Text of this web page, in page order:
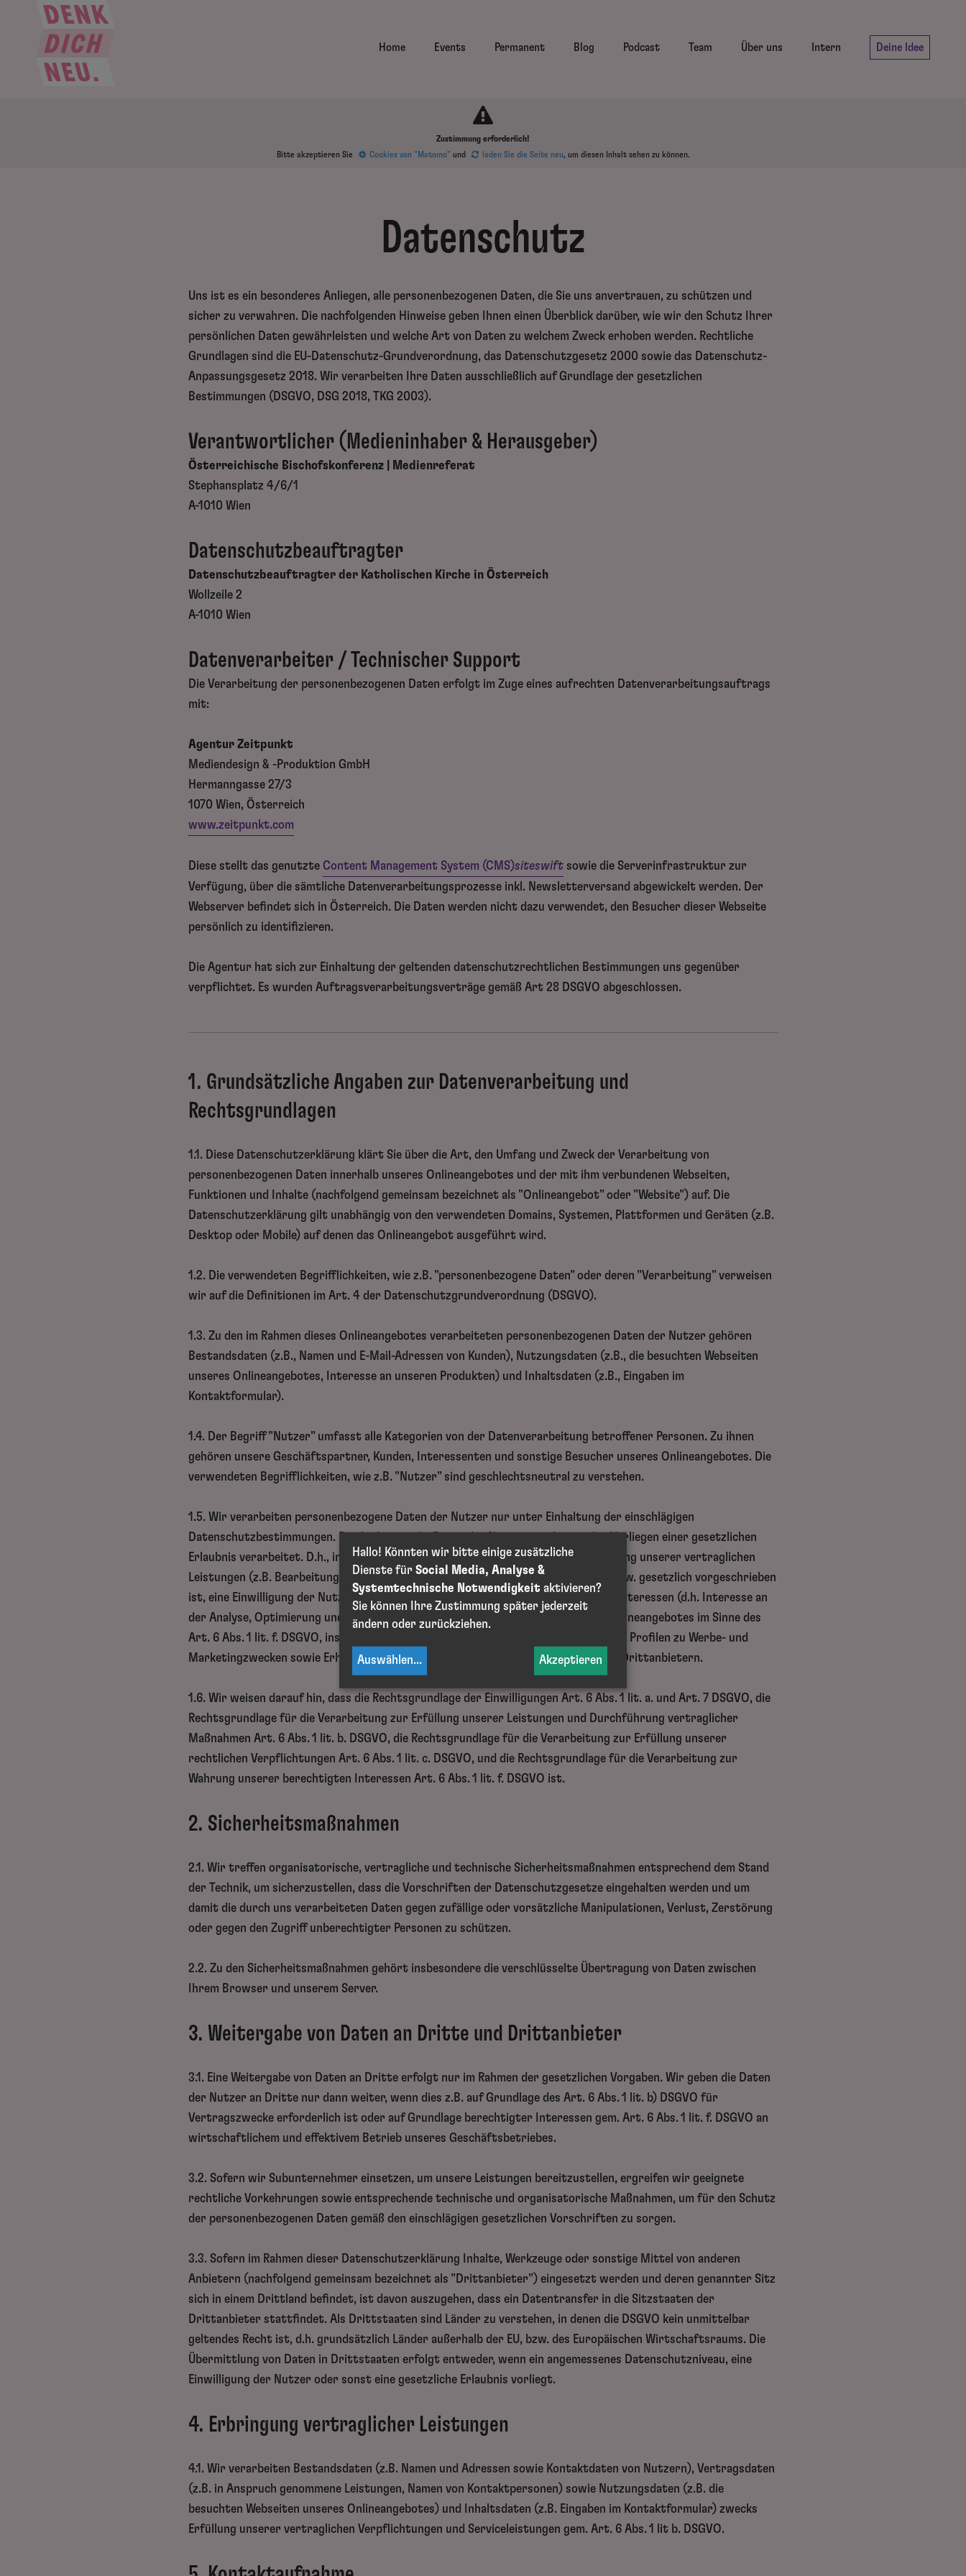
Zustimmung erforderlich!
Bitte akzeptieren Sie
Cookies von "Matomo" und laden Sie die Seite neu, um diesen Inhalt sehen zu können.
Home Events Permanent Blog Podcast Team Über uns Intern Deine Idee
Datenschutz
Uns ist es ein besonderes Anliegen, alle personenbezogenen Daten, die Sie uns anvertrauen, zu schützen und
sicher zu verwahren. Die nachfolgenden Hinweise geben Ihnen einen Überblick darüber, wie wir den Schutz Ihrer
persönlichen Daten gewährleisten und welche Art von Daten zu welchem Zweck erhoben werden. Rechtliche
Grundlagen sind die EU-Datenschutz-Grundverordnung, das Datenschutzgesetz 2000 sowie das Datenschutz-
Anpassungsgesetz 2018. Wir verarbeiten Ihre Daten ausschließlich auf Grundlage der gesetzlichen
Bestimmungen (DSGVO, DSG 2018, TKG 2003).
Verantwortlicher (Medieninhaber & Herausgeber)
Österreichische Bischofskonferenz | Medienreferat
Stephansplatz 4/6/1
A-1010 Wien
Datenschutzbeauftragter
Datenschutzbeauftragter der Katholischen Kirche in Österreich
Wollzeile 2
A-1010 Wien
Datenverarbeiter / Technischer Support
Die Verarbeitung der personenbezogenen Daten erfolgt im Zuge eines aufrechten Datenverarbeitungsauftrags
mit:
Agentur Zeitpunkt
Mediendesign & -Produktion GmbH
Hermanngasse 27/3
1070 Wien, Österreich
www.zeitpunkt.com
Diese stellt das genutzte Content Management System (CMS)siteswift sowie die Serverinfrastruktur zur
Verfügung, über die sämtliche Datenverarbeitungsprozesse inkl. Newsletterversand abgewickelt werden. Der
Webserver befindet sich in Österreich. Die Daten werden nicht dazu verwendet, den Besucher dieser Webseite
persönlich zu identifizieren.
Die Agentur hat sich zur Einhaltung der geltenden datenschutzrechtlichen Bestimmungen uns gegenüber
verpflichtet. Es wurden Auftragsverarbeitungsverträge gemäß Art 28 DSGVO abgeschlossen.
1. Grundsätzliche Angaben zur Datenverarbeitung und
Rechtsgrundlagen
1.1. Diese Datenschutzerklärung klärt Sie über die Art, den Umfang und Zweck der Verarbeitung von
personenbezogenen Daten innerhalb unseres Onlineangebotes und der mit ihm verbundenen Webseiten,
Funktionen und Inhalte (nachfolgend gemeinsam bezeichnet als "Onlineangebot" oder "Website") auf. Die
Datenschutzerklärung gilt unabhängig von den verwendeten Domains, Systemen, Plattformen und Geräten (z.B.
Desktop oder Mobile) auf denen das Onlineangebot ausgeführt wird.
1.2. Die verwendeten Begrifflichkeiten, wie z.B. "personenbezogene Daten" oder deren "Verarbeitung" verweisen
wir auf die Definitionen im Art. 4 der Datenschutzgrundverordnung (DSGVO).
1.3. Zu den im Rahmen dieses Onlineangebotes verarbeiteten personenbezogenen Daten der Nutzer gehören
Bestandsdaten (z.B., Namen und E-Mail-Adressen von Kunden), Nutzungsdaten (z.B., die besuchten Webseiten
unseres Onlineangebotes, Interesse an unseren Produkten) und Inhaltsdaten (z.B., Eingaben im
Kontaktformular).
1.4. Der Begriff "Nutzer" umfasst alle Kategorien von der Datenverarbeitung betroffener Personen. Zu ihnen
gehören unsere Geschäftspartner, Kunden, Interessenten und sonstige Besucher unseres Onlineangebotes. Die
verwendeten Begrifflichkeiten, wie z.B. "Nutzer" sind geschlechtsneutral zu verstehen.
1.5. Wir verarbeiten personenbezogene Daten der Nutzer nur unter Einhaltung der einschlägigen
Datenschutzbestimmungen. Das bedeutet, die Daten der Nutzer werden nur bei Vorliegen einer gesetzlichen
Erlaubnis verarbeitet. D.h., insbesondere wenn die Datenverarbeitung zur Erbringung unserer vertraglichen
Leistungen (z.B. Bearbeitung von Aufträgen) sowie Online-Services erforderlich, bzw. gesetzlich vorgeschrieben
ist, eine Einwilligung der Nutzer vorliegt, als auch aufgrund unserer berechtigten Interessen (d.h. Interesse an
der Analyse, Optimierung und wirtschaftlichem Betrieb und Sicherheit unseres Onlineangebotes im Sinne des
Art. 6 Abs. 1 lit. f. DSGVO, insbesondere bei der Reichweitenmessung, Erstellung von Profilen zu Werbe- und
Marketingzwecken sowie Erhebung von Zugriffsdaten und Einsatz der Dienste von Drittanbietern.
1.6. Wir weisen darauf hin, dass die Rechtsgrundlage der Einwilligungen Art. 6 Abs. 1 lit. a. und Art. 7 DSGVO, die
Rechtsgrundlage für die Verarbeitung zur Erfüllung unserer Leistungen und Durchführung vertraglicher
Maßnahmen Art. 6 Abs. 1 lit. b. DSGVO, die Rechtsgrundlage für die Verarbeitung zur Erfüllung unserer
rechtlichen Verpflichtungen Art. 6 Abs. 1 lit. c. DSGVO, und die Rechtsgrundlage für die Verarbeitung zur
Wahrung unserer berechtigten Interessen Art. 6 Abs. 1 lit. f. DSGVO ist.
2. Sicherheitsmaßnahmen
2.1. Wir treffen organisatorische, vertragliche und technische Sicherheitsmaßnahmen entsprechend dem Stand
der Technik, um sicherzustellen, dass die Vorschriften der Datenschutzgesetze eingehalten werden und um
damit die durch uns verarbeiteten Daten gegen zufällige oder vorsätzliche Manipulationen, Verlust, Zerstörung
oder gegen den Zugriff unberechtigter Personen zu schützen.
2.2. Zu den Sicherheitsmaßnahmen gehört insbesondere die verschlüsselte Übertragung von Daten zwischen
Ihrem Browser und unserem Server.
3. Weitergabe von Daten an Dritte und Drittanbieter
3.1. Eine Weitergabe von Daten an Dritte erfolgt nur im Rahmen der gesetzlichen Vorgaben. Wir geben die Daten
der Nutzer an Dritte nur dann weiter, wenn dies z.B. auf Grundlage des Art. 6 Abs. 1 lit. b) DSGVO für
Vertragszwecke erforderlich ist oder auf Grundlage berechtigter Interessen gem. Art. 6 Abs. 1 lit. f. DSGVO an
wirtschaftlichem und effektivem Betrieb unseres Geschäftsbetriebes.
3.2. Sofern wir Subunternehmer einsetzen, um unsere Leistungen bereitzustellen, ergreifen wir geeignete
rechtliche Vorkehrungen sowie entsprechende technische und organisatorische Maßnahmen, um für den Schutz
der personenbezogenen Daten gemäß den einschlägigen gesetzlichen Vorschriften zu sorgen.
3.3. Sofern im Rahmen dieser Datenschutzerklärung Inhalte, Werkzeuge oder sonstige Mittel von anderen
Anbietern (nachfolgend gemeinsam bezeichnet als "Drittanbieter") eingesetzt werden und deren genannter Sitz
sich in einem Drittland befindet, ist davon auszugehen, dass ein Datentransfer in die Sitzstaaten der
Drittanbieter stattfindet. Als Drittstaaten sind Länder zu verstehen, in denen die DSGVO kein unmittelbar
geltendes Recht ist, d.h. grundsätzlich Länder außerhalb der EU, bzw. des Europäischen Wirtschaftsraums. Die
Übermittlung von Daten in Drittstaaten erfolgt entweder, wenn ein angemessenes Datenschutzniveau, eine
Einwilligung der Nutzer oder sonst eine gesetzliche Erlaubnis vorliegt.
4. Erbringung vertraglicher Leistungen
4.1. Wir verarbeiten Bestandsdaten (z.B. Namen und Adressen sowie Kontaktdaten von Nutzern), Vertragsdaten
(z.B. in Anspruch genommene Leistungen, Namen von Kontaktpersonen) sowie Nutzungsdaten (z.B. die
besuchten Webseiten unseres Onlineangebotes) und Inhaltsdaten (z.B. Eingaben im Kontaktformular) zwecks
Erfüllung unserer vertraglichen Verpflichtungen und Serviceleistungen gem. Art. 6 Abs. 1 lit b. DSGVO.
Hallo! Könnten wir bitte einige zusätzliche
Dienste für Social Media, Analyse &
Systemtechnische Notwendigkeit aktivieren?
Sie können Ihre Zustimmung später jederzeit
ändern oder zurückziehen.
Auswählen... Akzeptieren